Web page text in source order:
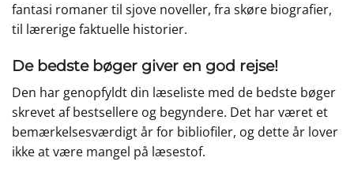
fantasi romaner til sjove noveller, fra skøre biografier,
til lærerige faktuelle historier.
De bedste bøger giver en god rejse!
Den har genopfyldt din læseliste med de bedste bøger
skrevet af bestsellere og begyndere. Det har været et
bemærkelsesværdigt år for bibliofiler, og dette år lover
ikke at være mangel på læsestof.